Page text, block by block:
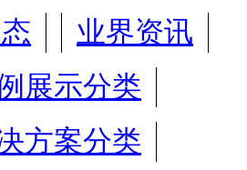
业界资讯
展示分类
方案分类